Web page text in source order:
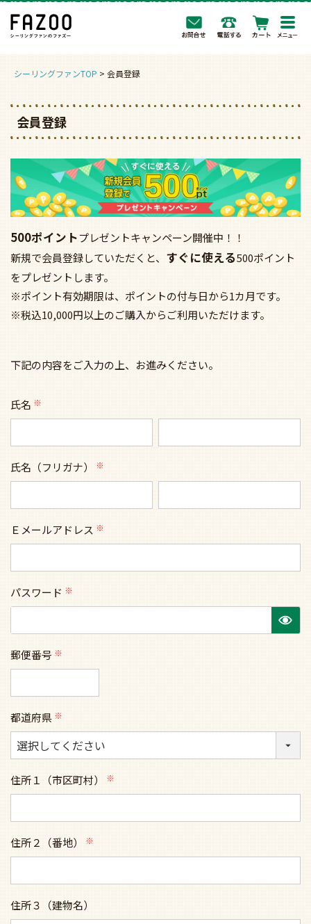
シーリングファンTOP 会員登録
会員登録
500ポイントプレゼントキャンペーン開催中！！
新規で会員登録していただくと、 すぐに使える500ポイント
をプレゼントします。
※ポイント有効期限は、ポイントの付与日から1カ月です。
※税込10,000円以上のご購入からご利用いただけます。
下記の内容をご入力の上、お進みください。
氏名
(必
氏名（フリガナ）
(必
Ｅメールアドレス
(必
パスワード
(必
郵便番号
(必
都道府県
(必
須)
住所１（市区町村）
(必
住所２（番地）
(必
住所３（建物名）